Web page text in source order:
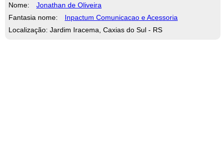
Nome:
Jonathan de Oliveira
Fantasia nome:
Inpactum Comunicacao e Acessoria
Localização: Jardim Iracema, Caxias do Sul - RS